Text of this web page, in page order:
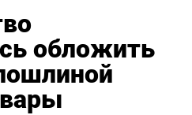
обложить